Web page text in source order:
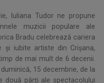
Iuliana Tudor ne propune
muzicii populare ale
Bradu celebrează cariera
și iubite artiste din Crișana,
de mai mult de 6 decenii.
15 decembrie, de la
două părţi ale spectacolului